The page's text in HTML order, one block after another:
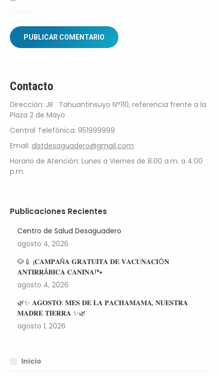
PUBLICAR COMENTARIO
Contacto
Dirección: JR . Tahuantinsuyo N°110, referencia frente a la
Plaza 2 de Mayo
Central Telefónica: 951999999
Email: distdesaguadero@gmail.com
Horario de Atención: Lunes a Viernes de 8:00 a.m. a 4:00
p.m.
Publicaciones Recientes
Centro de Salud Desaguadero
agosto 4, 2026
🐶💉 ¡𝐂𝐀𝐌𝐏𝐀Ñ𝐀 𝐆𝐑𝐀𝐓𝐔𝐈𝐓𝐀 𝐃𝐄 𝐕𝐀𝐂𝐔𝐍𝐀𝐂𝐈Ó𝐍
𝐀𝐍𝐓𝐈𝐑𝐑Á𝐁𝐈𝐂𝐀 𝐂𝐀𝐍𝐈𝐍𝐀!🐾
agosto 4, 2026
🌿✨ 𝐀𝐆𝐎𝐒𝐓𝐎: 𝐌𝐄𝐒 𝐃𝐄 𝐋𝐀 𝐏𝐀𝐂𝐇𝐀𝐌𝐀𝐌𝐀, 𝐍𝐔𝐄𝐒𝐓𝐑𝐀
𝐌𝐀𝐃𝐑𝐄 𝐓𝐈𝐄𝐑𝐑𝐀 ✨🌿
agosto 1, 2026
Inicio